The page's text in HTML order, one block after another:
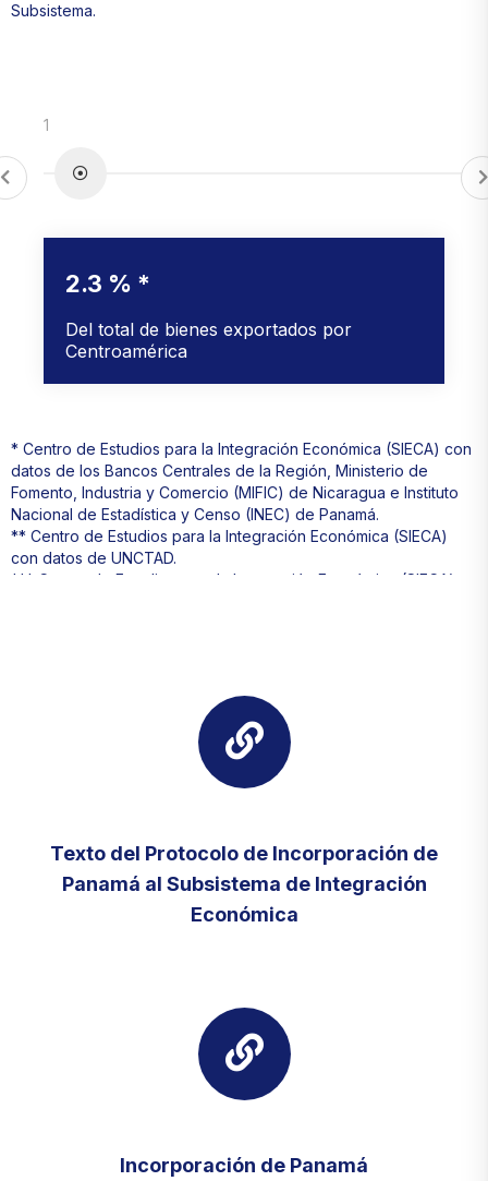
Subsistema.
1
2.3 % *
Del total de bienes exportados por
Centroamérica
* Centro de Estudios para la Integración Económica (SIECA) con
datos de los Bancos Centrales de la Región, Ministerio de
Fomento, Industria y Comercio (MIFIC) de Nicaragua e Instituto
Nacional de Estadística y Censo (INEC) de Panamá.
** Centro de Estudios para la Integración Económica (SIECA)
con datos de UNCTAD.
*** Centro de Estudios para la Integración Económica (SIECA)
Texto del Protocolo de Incorporación de
Panamá al Subsistema de Integración
Económica
Incorporación de Panamá